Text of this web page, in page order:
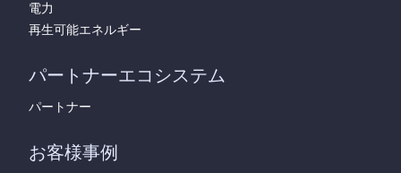
電力
再生可能エネルギー
パートナーエコシステム
パートナー
お客様事例